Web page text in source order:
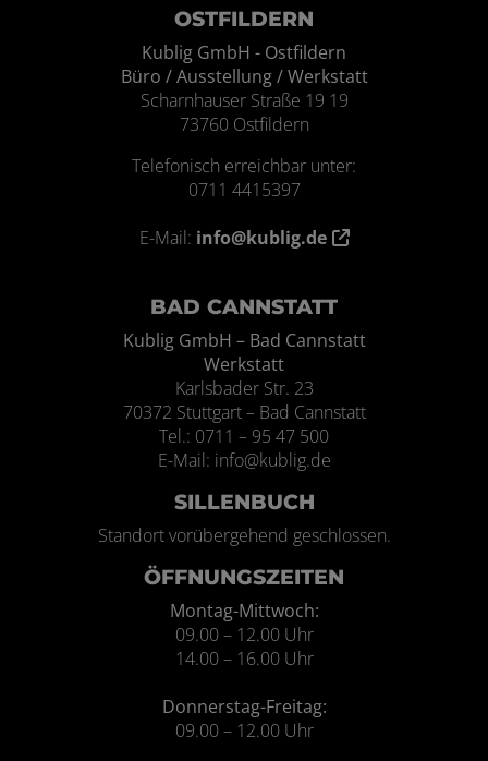
OSTFILDERN
Kublig GmbH - Ostfildern
Büro / Ausstellung / Werkstatt
Scharnhauser Straße 19 19
73760 Ostfildern
Telefonisch erreichbar unter:
0711 4415397
E-Mail: info@kublig.de
BAD CANNSTATT
Kublig GmbH – Bad Cannstatt
Werkstatt
Karlsbader Str. 23
70372 Stuttgart – Bad Cannstatt
Tel.: 0711 – 95 47 500
E-Mail: info@kublig.de
SILLENBUCH
Standort vorübergehend geschlossen.
ÖFFNUNGSZEITEN
Montag-Mittwoch:
09.00 – 12.00 Uhr
14.00 – 16.00 Uhr
Donnerstag-Freitag:
09.00 – 12.00 Uhr